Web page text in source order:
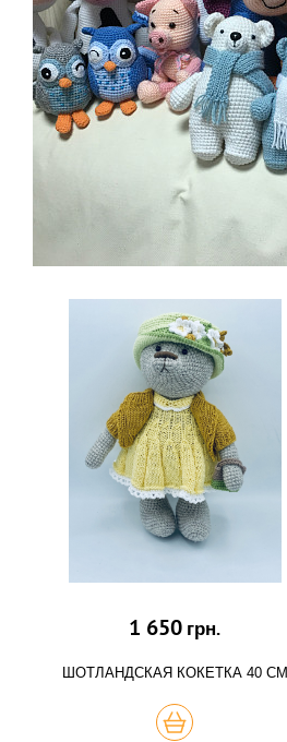
1 650 грн.
ШОТЛАНДСКАЯ КОКЕТКА 40 СМ
КУПИТЬ